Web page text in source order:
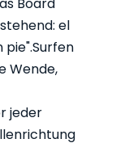
el
Surfen
Wende,
jeder